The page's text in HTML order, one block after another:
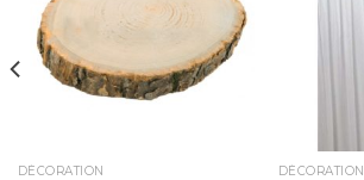
Ajouter
à la
liste
d’envies
DÉCORATION DÉCORATION